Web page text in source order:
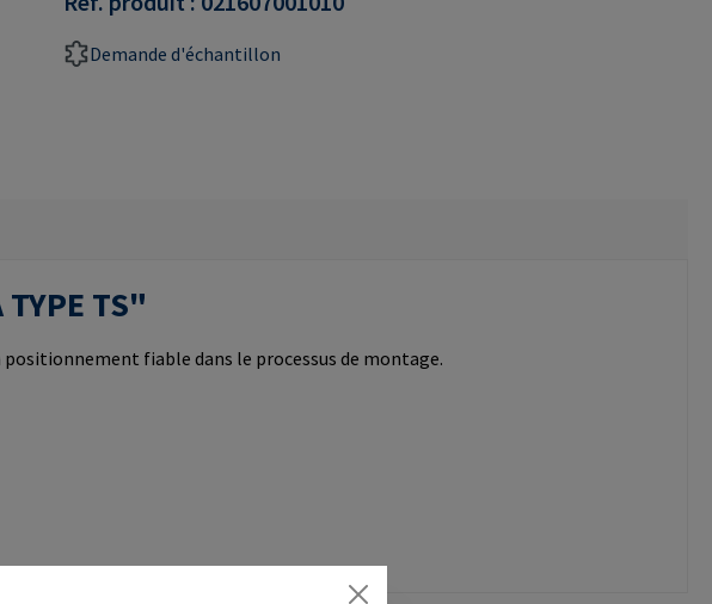
Demande d'échantillon
TS"
fiable dans le processus de montage.